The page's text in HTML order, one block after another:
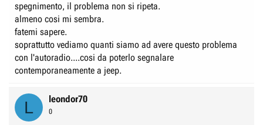
spegnimento, il problema non si ripeta.
almeno cosi mi sembra.
fatemi sapere.
soprattutto vediamo quanti siamo ad avere questo problema
con l'autoradio....cosi da poterlo segnalare
contemporaneamente a jeep.
L leondor70
0